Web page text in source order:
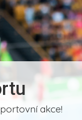
akce!